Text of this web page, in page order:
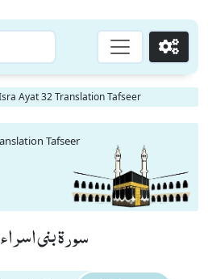
Go
Ayat 32 Translation Tafseer
Tafseer
سورة بنى